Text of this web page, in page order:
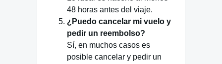
48 horas antes del viaje.
¿Puedo cancelar mi vuelo y
pedir un reembolso?
Sí, en muchos casos es
posible cancelar y pedir un